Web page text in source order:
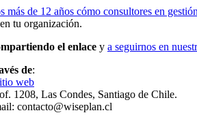
más de 12 años cómo consultores en
tu organización.
el enlace y a seguirnos en
de:
web
1208, Las Condes, Santiago de Chile.
contacto@wiseplan.cl